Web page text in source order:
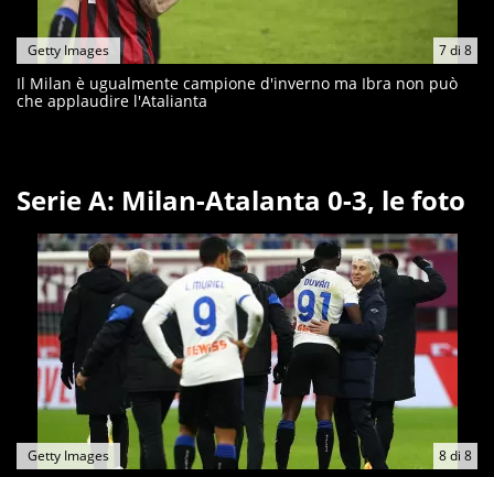
7di 8
Getty Images
Il Milan è ugualmente campione d'inverno ma Ibra non può
che applaudire l'Atalianta
Serie A: Milan-Atalanta 0-3, le foto
8di 8
Getty Images